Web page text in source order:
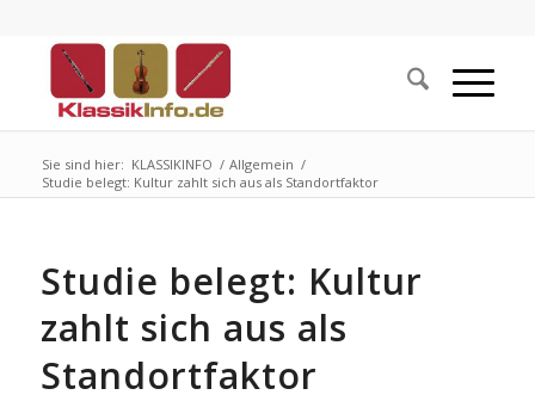
Sie sind hier: KLASSIKINFO / Allgemein /
Studie belegt: Kultur zahlt sich aus als Standortfaktor
Studie belegt: Kultur
zahlt sich aus als
Standortfaktor